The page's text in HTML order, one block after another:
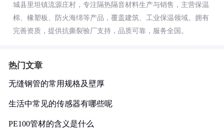
城县里坦镇流源庄村，专注隔热隔音材料生产与销售，主营保温
棉、橡塑板、防火海绵等产品，覆盖建筑、工业保温领域。拥有
完善资质，提供抗撕裂验厂支持，品质可靠，服务全国。
热门文章
无缝钢管的常用规格及壁厚
生活中常见的传感器有哪些呢
PE100管材的含义是什么